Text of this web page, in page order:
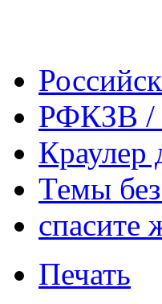
РФКЗВ /
Краулер
Темы
спасите
Печать